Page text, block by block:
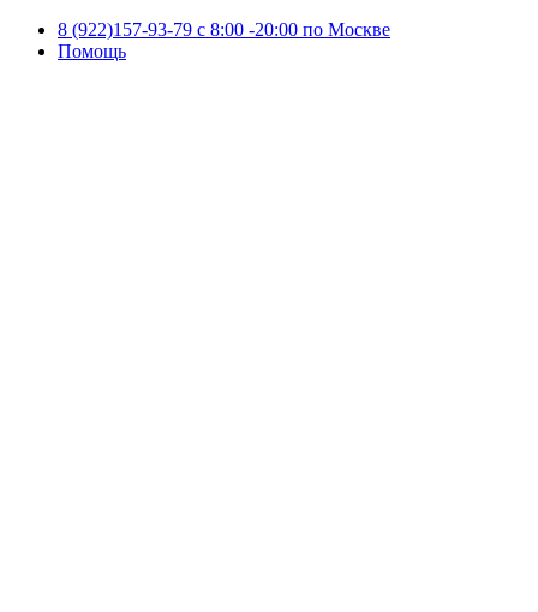
8 (922)157-93-79 c 8:00 -20:00 по Москве
Помощь